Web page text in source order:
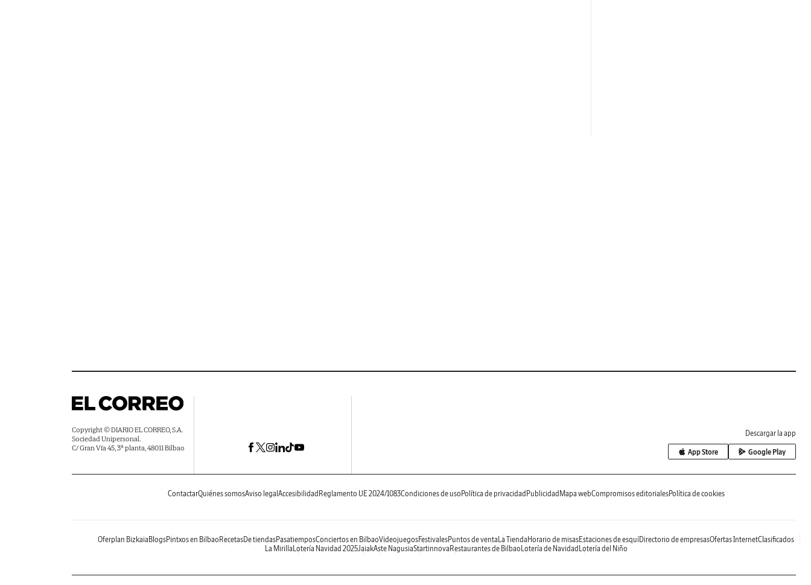
Copyright © DIARIO EL CORREO, S.A.
Sociedad Unipersonal.
C/ Gran Vía 45, 3ª planta, 48011 Bilbao
Descargar la app
App Store Google Play
ContactarQuiénes somosAviso legal Accesibilidad Reglamento UE 2024/1083Condiciones de uso Política de privacidad Publicidad Mapa webCompromisos editorialesPolítica de cookies
Oferplan Bizkaia BlogsPintxos en Bilbao RecetasDe tiendasPasatiemposConciertos en BilbaoVideojuegosFestivalesPuntos de venta La Tienda Horario de misasEstaciones de esquíDirectorio de empresasOfertas InternetClasificados
La Mirilla Lotería Navidad 2025JaiakAste NagusiaStartinnova Restaurantes de Bilbao Lotería de Navidad Lotería del Niño